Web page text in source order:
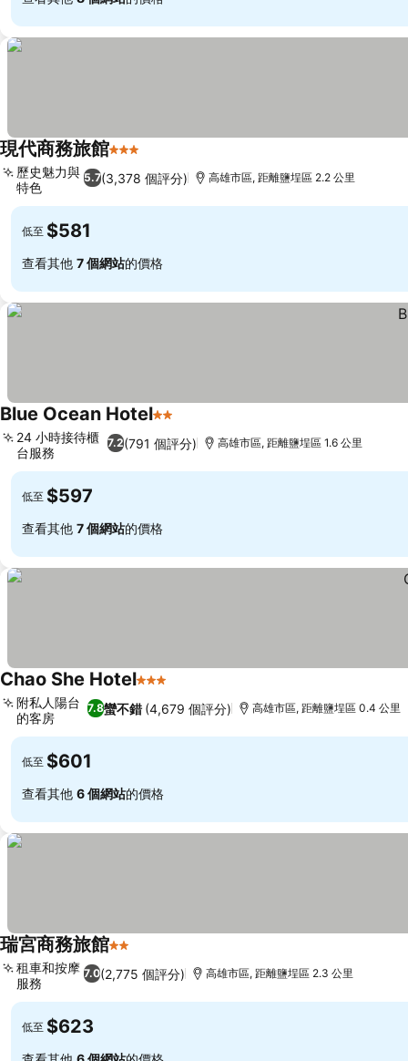
現代商務旅館3 星級
5.7(3,378 個評分)
歷史魅力與
特色
高雄市區, 距離鹽埕區 2.2 公里
低至 $581
查看其他 7 個網站的價格
Blue Ocean Hotel2 星級
7.2(791 個評分)
24 小時接待櫃
台服務
高雄市區, 距離鹽埕區 1.6 公里
低至 $597
查看其他 7 個網站的價格
Chao She Hotel3 星級
7.8蠻不錯 (4,679 個評分)
附私人陽台
的客房
高雄市區, 距離鹽埕區 0.4 公里
低至 $601
查看其他 6 個網站的價格
瑞宮商務旅館2 星級
7.0(2,775 個評分)
租車和按摩
服務
高雄市區, 距離鹽埕區 2.3 公里
低至 $623